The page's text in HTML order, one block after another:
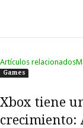
Artículos relacionados
Games
Xbox tiene
crecimiento: